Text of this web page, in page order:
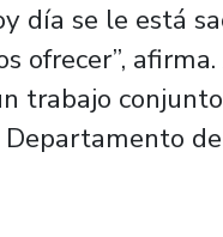
día se le está
ofrecer”,
trabajo